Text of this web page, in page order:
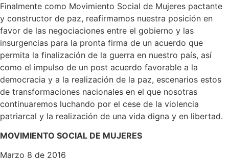
Finalmente como Movimiento Social de Mujeres pactante
y constructor de paz, reafirmamos nuestra posición en
favor de las negociaciones entre el gobierno y las
insurgencias para la pronta firma de un acuerdo que
permita la finalización de la guerra en nuestro país, así
como el impulso de un post acuerdo favorable a la
democracia y a la realización de la paz, escenarios estos
de transformaciones nacionales en el que nosotras
continuaremos luchando por el cese de la violencia
patriarcal y la realización de una vida digna y en libertad.
MOVIMIENTO SOCIAL DE MUJERES
Marzo 8 de 2016